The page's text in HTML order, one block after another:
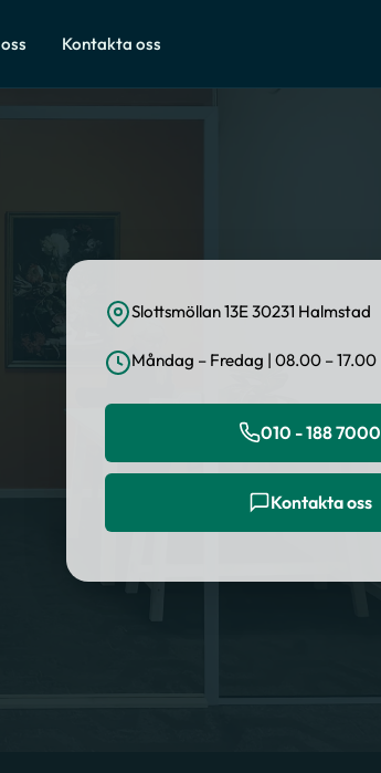
Kontakta oss
Slottsmöllan 13E 30231 Halmstad
Måndag – Fredag | 08.00 – 17.00
010 - 188 7000
Kontakta oss